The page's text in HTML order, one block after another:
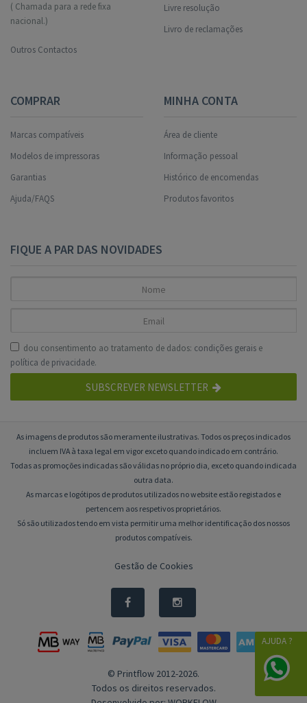
( Chamada para a rede fixa
nacional.)
Outros Contactos
Livre resolução
Livro de reclamações
COMPRAR
Marcas compatíveis
Modelos de impressoras
Garantias
Ajuda/FAQS
MINHA CONTA
Área de cliente
Informação pessoal
Histórico de encomendas
Produtos favoritos
FIQUE A PAR DAS NOVIDADES
dou consentimento ao tratamento de dados: condições gerais e
política de privacidade.
SUBSCREVER NEWSLETTER
As imagens de produtos são meramente ilustrativas. Todos os preços indicados
incluem IVA à taxa legal em vigor exceto quando indicado em contrário.
Todas as promoções indicadas são válidas no próprio dia, exceto quando indicada
outra data.
As marcas e logótipos de produtos utilizados no website estão registados e
pertencem aos respetivos proprietários.
Só são utilizados tendo em vista permitir uma melhor identificação dos nossos
produtos compatíveis.
Gestão de Cookies
© Printflow 2012-2026.
Todos os direitos reservados.
AJUDA ?